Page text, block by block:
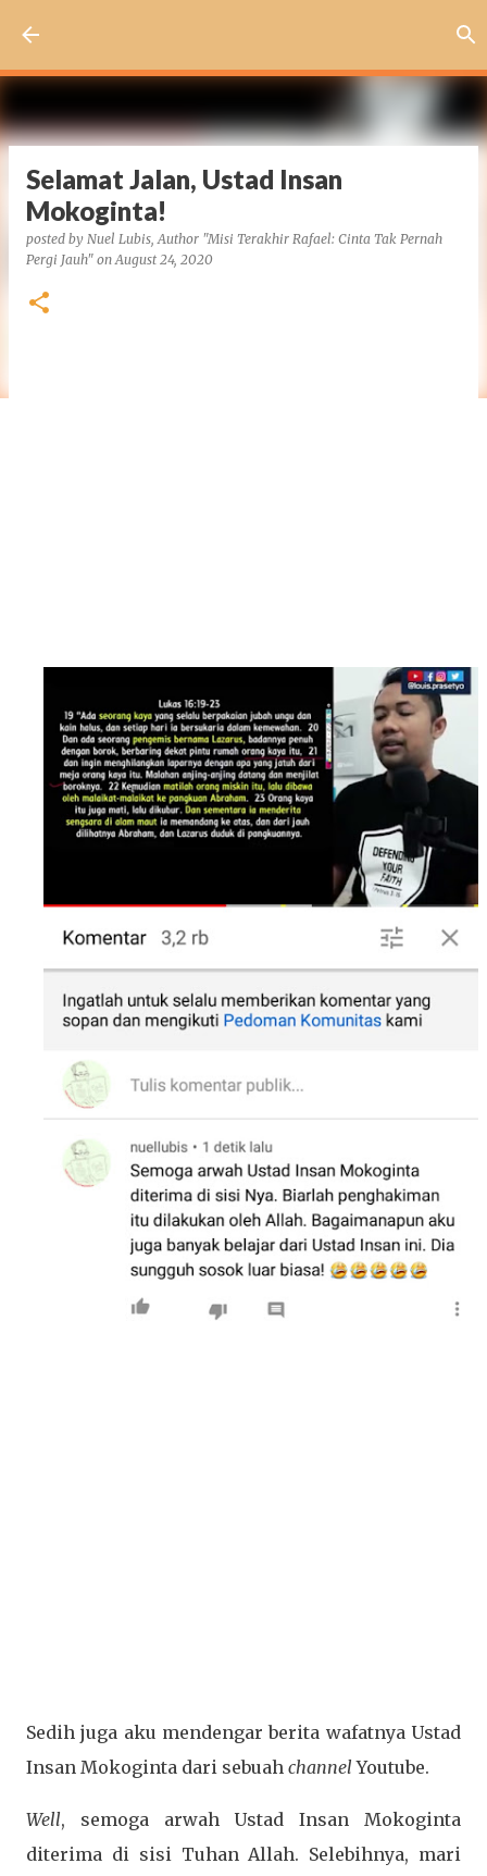
Selamat Jalan, Ustad Insan
Mokoginta!
posted by Nuel Lubis, Author "Misi Terakhir Rafael: Cinta Tak Pernah
Pergi Jauh" onAugust 24, 2020
Sedih juga aku mendengar berita wafatnya Ustad
Insan Mokoginta dari sebuah channel Youtube.
Well, semoga arwah Ustad Insan Mokoginta
diterima di sisi Tuhan Allah. Selebihnya, mari